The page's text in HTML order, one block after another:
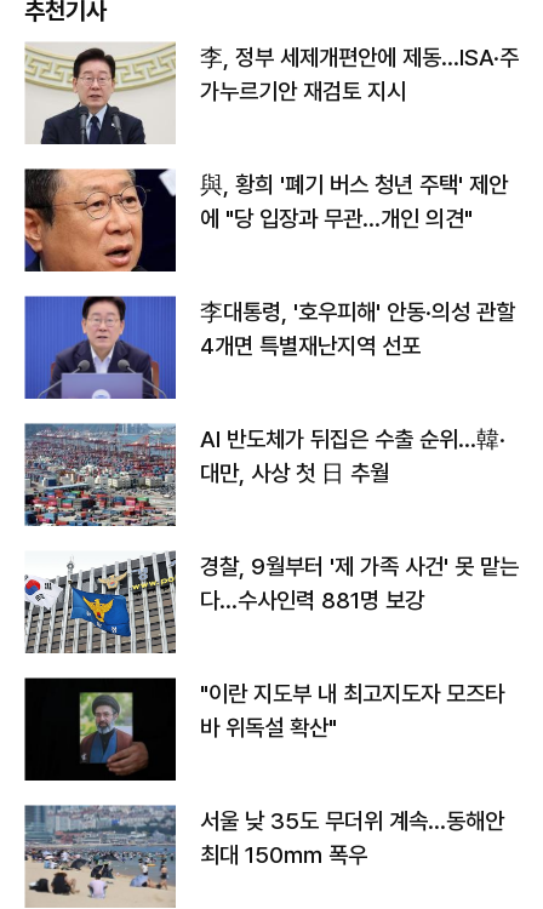
추천기사
李, 정부 세제개편안에 제동…ISA·주
가누르기안 재검토 지시
與, 황희 '폐기 버스 청년 주택' 제안
에 "당 입장과 무관…개인 의견"
李대통령, '호우피해' 안동·의성 관할
4개면 특별재난지역 선포
AI 반도체가 뒤집은 수출 순위…韓·
대만, 사상 첫 日 추월
경찰, 9월부터 '제 가족 사건' 못 맡는
다…수사인력 881명 보강
"이란 지도부 내 최고지도자 모즈타
바 위독설 확산"
서울 낮 35도 무더위 계속…동해안
최대 150㎜ 폭우